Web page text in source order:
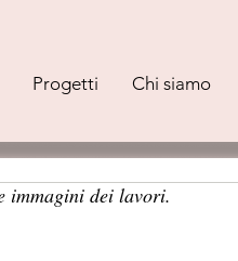
Progetti Chi siamo
immagini dei lavori.